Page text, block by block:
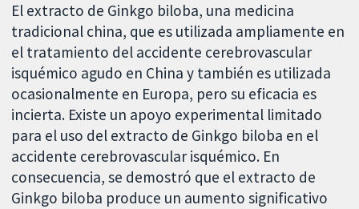
El extracto de Ginkgo biloba, una medicina
tradicional china, que es utilizada ampliamente en
el tratamiento del accidente cerebrovascular
isquémico agudo en China y también es utilizada
ocasionalmente en Europa, pero su eficacia es
incierta. Existe un apoyo experimental limitado
para el uso del extracto de Ginkgo biloba en el
accidente cerebrovascular isquémico. En
consecuencia, se demostró que el extracto de
Ginkgo biloba produce un aumento significativo